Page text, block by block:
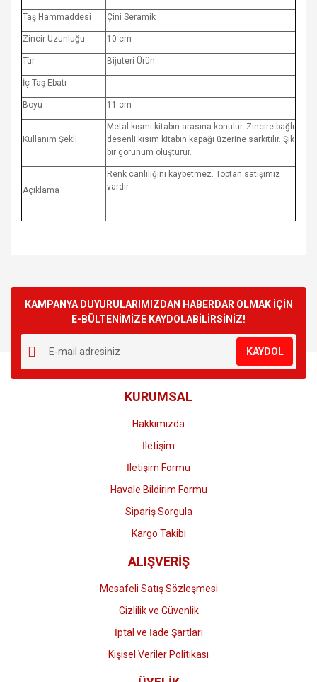
Taş Hammaddesi Çini Seramik
Zincir Uzunluğu 10 cm
Tür Bijuteri Ürün
İç Taş Ebatı
Boyu 11 cm
Kullanım Şekli
Metal kısmı kitabın arasına konulur. Zincire bağlı
desenli kısım kitabın kapağı üzerine sarkıtılır. Şık
bir görünüm oluşturur.
Açıklama
Renk canlılığını kaybetmez. Toptan satışımız
vardır.
Yorum Yaz
kullanarak tarafımıza iletebilirsiniz.
Görüş ve önerileriniz için teşekkür ederiz.
Ürün resmi kalitesiz, bozuk veya görüntülenemiyor.
Ürün açıklamasında eksik bilgiler bulunuyor.
Ürün bilgilerinde hatalar bulunuyor.
Ürün fiyatı diğer sitelerden daha pahalı.
Gönder
KAMPANYA DUYURULARIMIZDAN HABERDAR OLMAK İÇİN
E-BÜLTENİMİZE KAYDOLABİLİRSİNİZ!
KAYDOL
KURUMSAL
Hakkımızda
İletişim
İletişim Formu
Havale Bildirim Formu
Sipariş Sorgula
Kargo Takibi
ALIŞVERİŞ
Mesafeli Satış Sözleşmesi
Gizlilik ve Güvenlik
İptal ve İade Şartları
Kişisel Veriler Politikası